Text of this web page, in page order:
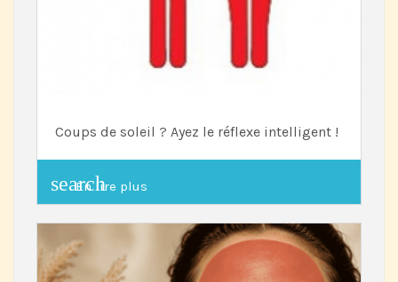
Coups de soleil ? Ayez le réflexe intelligent !
search
En lire plus